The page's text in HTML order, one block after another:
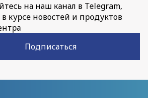
на наш канал в Telegram,
курсе новостей и продуктов
Подписаться